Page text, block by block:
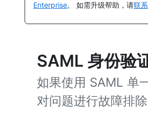
Enterprise。 如需升级帮助，请联
SAML 身份验
如果使用 SAML 单
对问题进行故障排除